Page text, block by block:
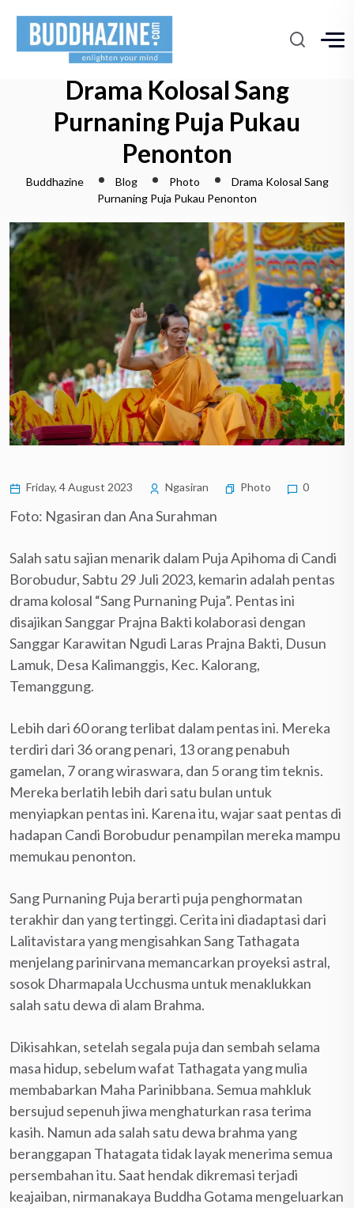
Drama Kolosal Sang
Purnaning Puja Pukau
Penonton
Buddhazine Blog Photo
Drama Kolosal Sang
Purnaning Puja Pukau Penonton
Friday, 4 August 2023 Ngasiran Photo 0
Foto: Ngasiran dan Ana Surahman
Salah satu sajian menarik dalam Puja Apihoma di Candi
Borobudur, Sabtu 29 Juli 2023, kemarin adalah pentas
drama kolosal “Sang Purnaning Puja”. Pentas ini
disajikan Sanggar Prajna Bakti kolaborasi dengan
Sanggar Karawitan Ngudi Laras Prajna Bakti, Dusun
Lamuk, Desa Kalimanggis, Kec. Kalorang,
Temanggung.
Lebih dari 60 orang terlibat dalam pentas ini. Mereka
terdiri dari 36 orang penari, 13 orang penabuh
gamelan, 7 orang wiraswara, dan 5 orang tim teknis.
Mereka berlatih lebih dari satu bulan untuk
menyiapkan pentas ini. Karena itu, wajar saat pentas di
hadapan Candi Borobudur penampilan mereka mampu
memukau penonton.
Sang Purnaning Puja berarti puja penghormatan
terakhir dan yang tertinggi. Cerita ini diadaptasi dari
Lalitavistara yang mengisahkan Sang Tathagata
menjelang parinirvana memancarkan proyeksi astral,
sosok Dharmapala Ucchusma untuk menaklukkan
salah satu dewa di alam Brahma.
Dikisahkan, setelah segala puja dan sembah selama
masa hidup, sebelum wafat Tathagata yang mulia
membabarkan Maha Parinibbana. Semua mahkluk
bersujud sepenuh jiwa menghaturkan rasa terima
kasih. Namun ada salah satu dewa brahma yang
beranggapan Thatagata tidak layak menerima semua
persembahan itu. Saat hendak dikremasi terjadi
keajaiban, nirmanakaya Buddha Gotama mengeluarkan